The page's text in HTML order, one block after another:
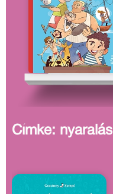
Címke: nyaralás